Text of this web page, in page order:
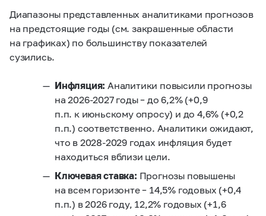
Диапазоны представленных аналитиками прогнозов
на предстоящие годы (см. закрашенные области
на графиках) по большинству показателей
сузились.
Инфляция: Аналитики повысили прогнозы
на2026-2027годы – до 6,2% (+0,9
п.п. к июньскому опросу) и до 4,6% (+0,2
п.п.) соответственно. Аналитики ожидают,
что в 2028-2029 годах инфляция будет
находиться вблизи цели.
Ключевая ставка: Прогнозы повышены
на всем горизонте – 14,5% годовых (+0,4
п.п.) в 2026 году, 12,2% годовых (+1,6